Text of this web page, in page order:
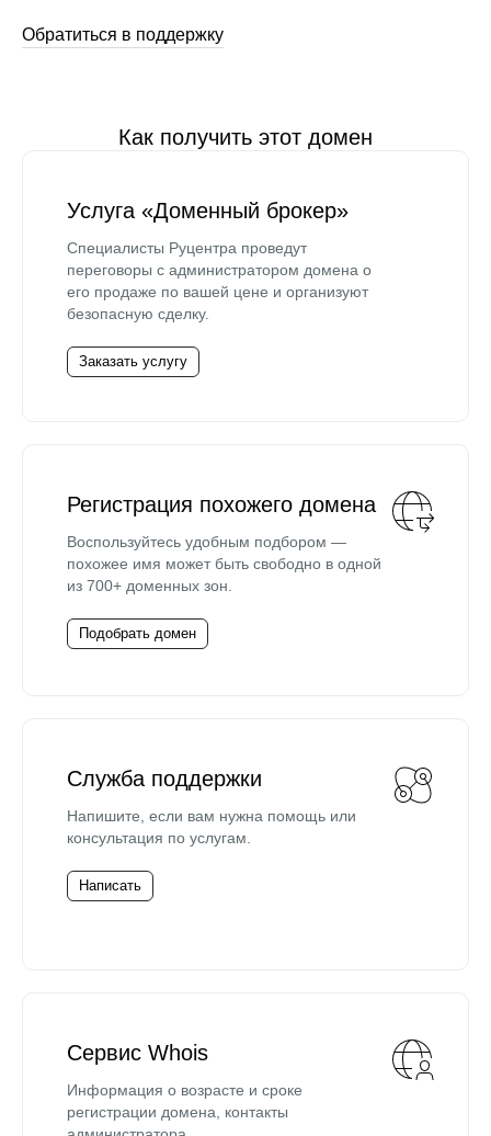
Обратиться в поддержку
Как получить этот домен
Услуга «Доменный брокер»
Специалисты Руцентра проведут
переговоры с администратором домена о
его продаже по вашей цене и организуют
безопасную сделку.
Заказать услугу
Регистрация похожего домена
Воспользуйтесь удобным подбором —
похожее имя может быть свободно в одной
из 700+ доменных зон.
Подобрать домен
Служба поддержки
Напишите, если вам нужна помощь или
консультация по услугам.
Написать
Сервис Whois
Информация о возрасте и сроке
регистрации домена, контакты